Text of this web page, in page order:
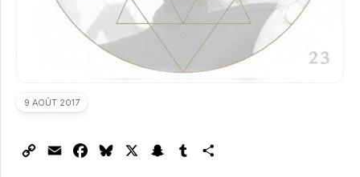
9 AOÛT 2017
Copy Email FacebookBluesky Snapchat
Tumblr